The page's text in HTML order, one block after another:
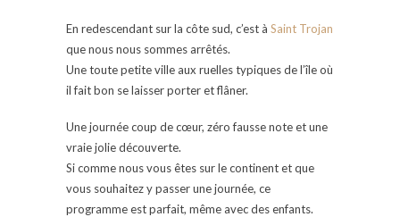
En redescendant sur la côte sud, c’est à Saint Trojan
que nous nous sommes arrêtés.
Une toute petite ville aux ruelles typiques de l’île où
il fait bon se laisser porter et flâner.
Une journée coup de cœur, zéro fausse note et une
vraie jolie découverte.
Si comme nous vous êtes sur le continent et que
vous souhaitez y passer une journée, ce
programme est parfait, même avec des enfants.